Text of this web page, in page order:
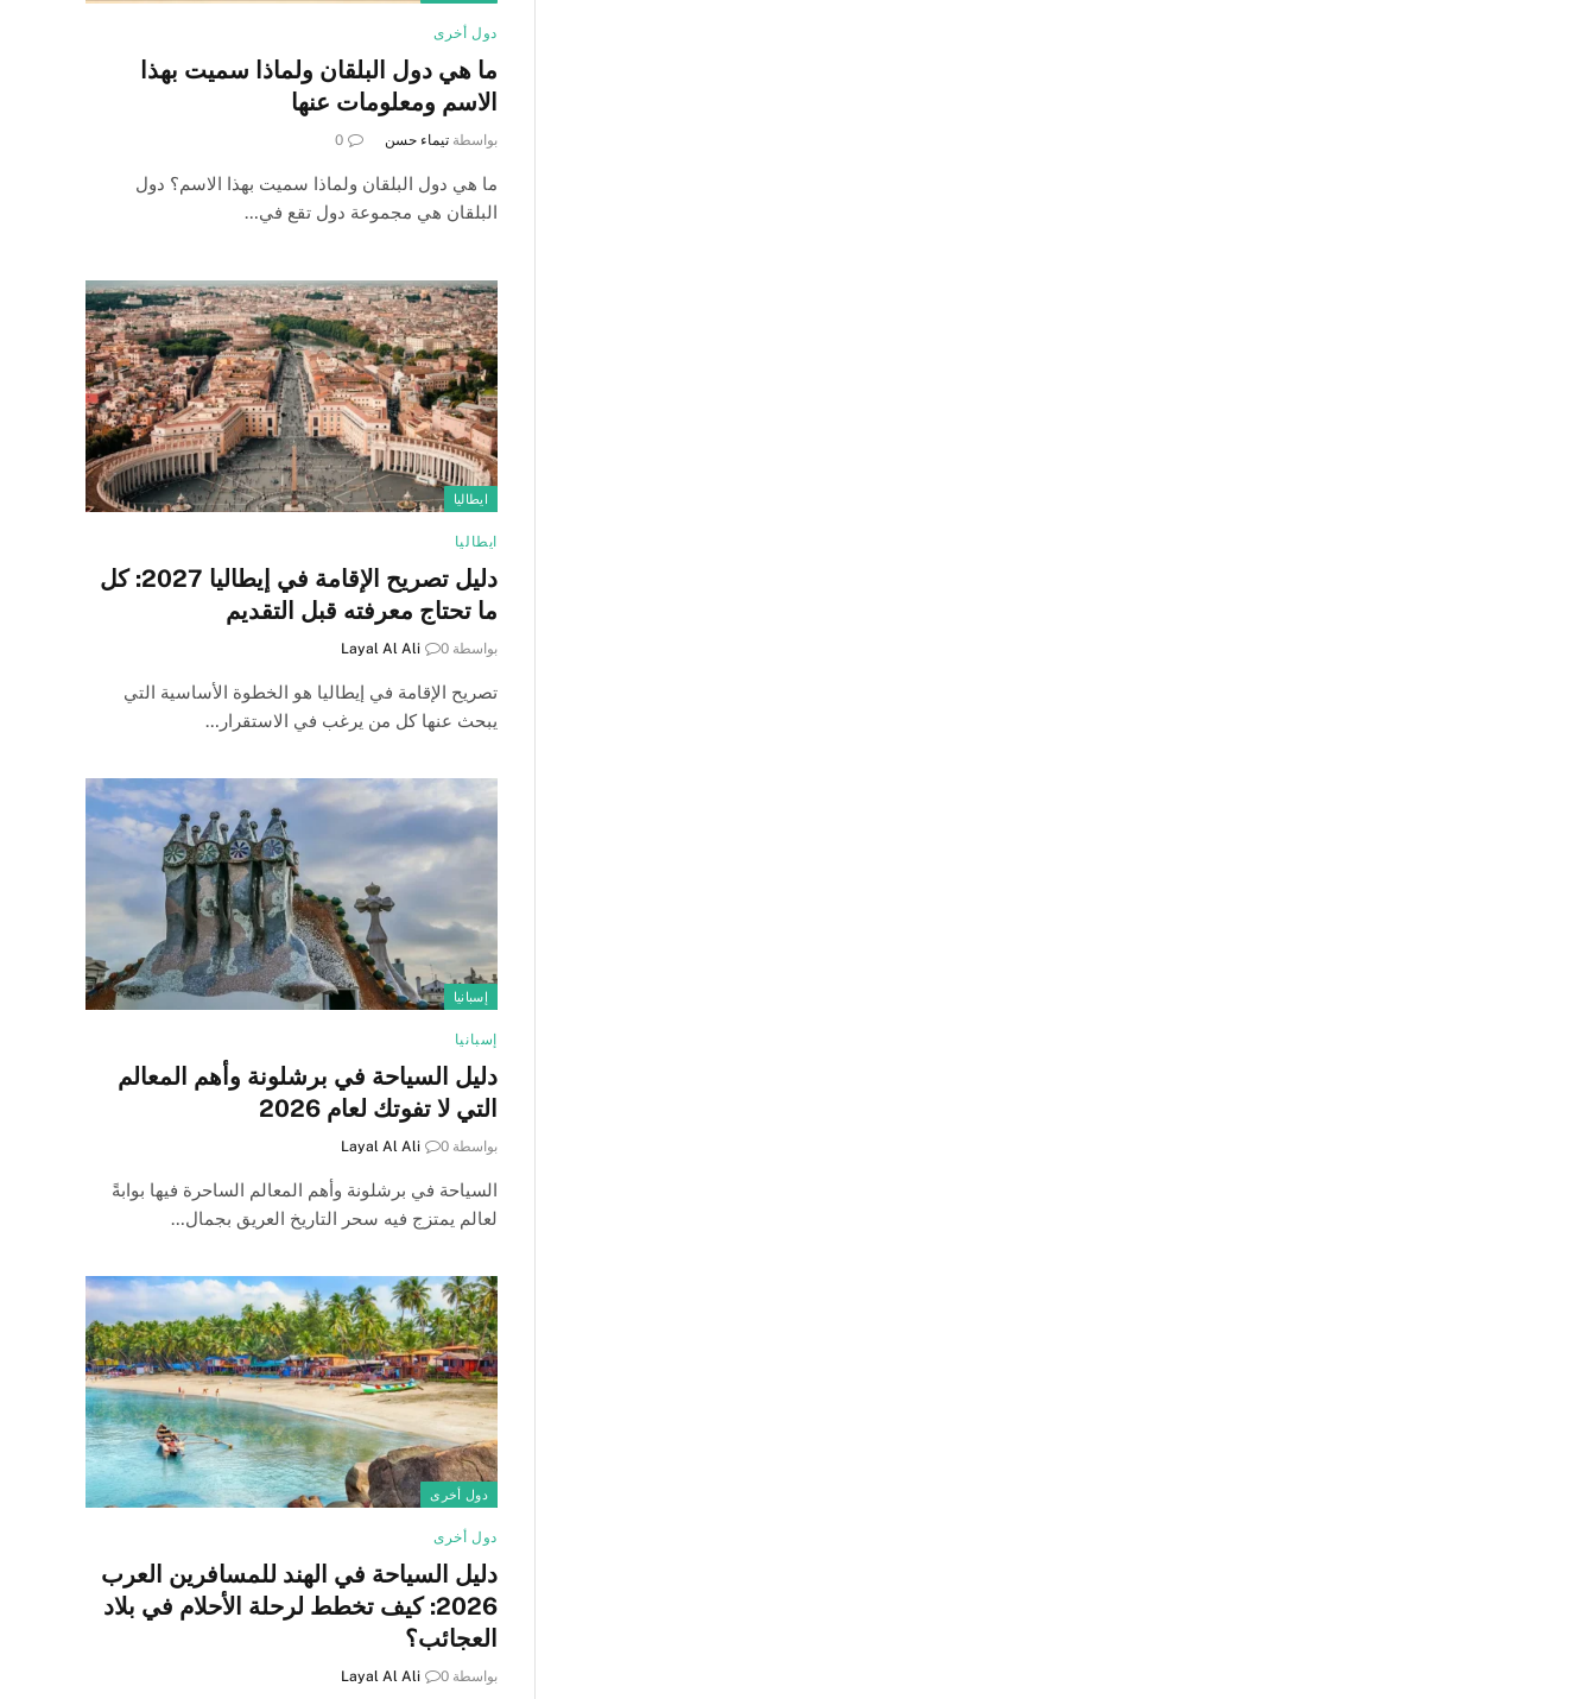
دول أخرى
ما هي دول البلقان ولماذا سميت بهذا
الاسم ومعلومات عنها
بواسطة تيماء حسن 0
ما هي دول البلقان ولماذا سميت بهذا الاسم؟ دول
البلقان هي مجموعة دول تقع في…
ايطاليا
ايطاليا
دليل تصريح الإقامة في إيطاليا 2027: كل
ما تحتاج معرفته قبل التقديم
بواسطة Layal Al Ali 0
تصريح الإقامة في إيطاليا هو الخطوة الأساسية التي
يبحث عنها كل من يرغب في الاستقرار…
إسبانيا
إسبانيا
دليل السياحة في برشلونة وأهم المعالم
التي لا تفوتك لعام 2026
بواسطة Layal Al Ali 0
السياحة في برشلونة وأهم المعالم الساحرة فيها بوابةً
لعالم يمتزج فيه سحر التاريخ العريق بجمال…
دول أخرى
دول أخرى
دليل السياحة في الهند للمسافرين العرب
2026: كيف تخطط لرحلة الأحلام في بلاد
العجائب؟
بواسطة Layal Al Ali 0